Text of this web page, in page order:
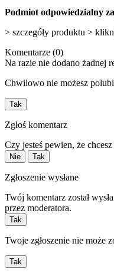
Podmiot odpowiedzialny
> szczegóły produktu >
Komentarze (0)
Na razie nie dodano żadnej
Chwilowo nie możesz
Tak
Zgłoś komentarz
Czy jesteś pewien, że
Nie Tak
Zgłoszenie wysłane
Twój komentarz został
przez moderatora.
Tak
Twoje zgłoszenie nie może
Tak